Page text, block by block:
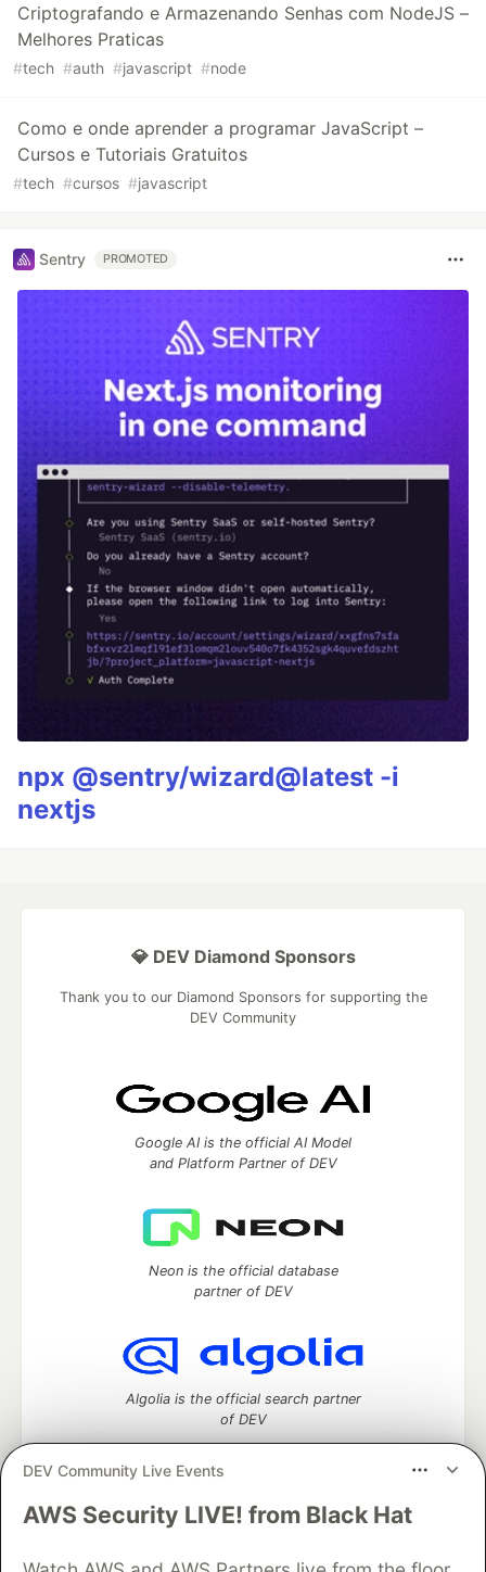
Criptografando e Armazenando Senhas com NodeJS –
Melhores Praticas
#tech #auth #javascript #node
Como e onde aprender a programar JavaScript –
Cursos e Tutoriais Gratuitos
#tech #cursos #javascript
Sentry PROMOTED
npx @sentry/wizard@latest -i
nextjs
DEV Community Live Events
AWS Security LIVE! from Black Hat
💎 DEV Diamond Sponsors
Thank you to our Diamond Sponsors for supporting the
DEV Community
Google AI is the official AI Model
and Platform Partner of DEV
Neon is the official database
partner of DEV
Algolia is the official search partner
of DEV
DEV Community— A space to discuss and keep up software
Home
DEV Challenges DEV++ Videos